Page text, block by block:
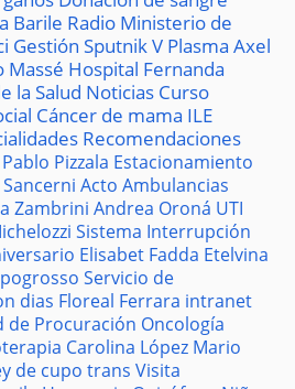
Barile Radio Ministerio de
Gestión Sputnik V Plasma Axel
Massé Hospital Fernanda
la Salud Noticias Curso
Cáncer de mama ILE
Recomendaciones
Pablo Pizzala Estacionamiento
Acto Ambulancias
Zambrini Andrea Oroná UTI
Sistema Interrupción
Elisabet Fadda Etelvina
Servicio de
dias Floreal Ferrara intranet
de Procuración Oncología
Carolina López Mario
de cupo trans Visita